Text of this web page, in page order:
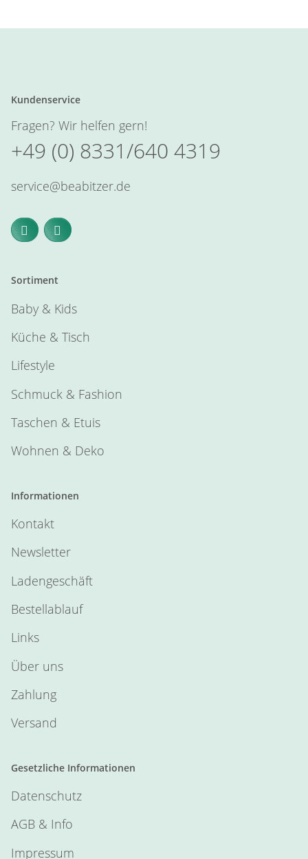
Kundenservice
Fragen? Wir helfen gern!
+49 (0) 8331/640 4319
service@beabitzer.de
Sortiment
Baby & Kids
Küche & Tisch
Lifestyle
Schmuck & Fashion
Taschen & Etuis
Wohnen & Deko
Informationen
Kontakt
Newsletter
Ladengeschäft
Bestellablauf
Links
Über uns
Zahlung
Versand
Gesetzliche Informationen
Datenschutz
AGB & Info
Impressum